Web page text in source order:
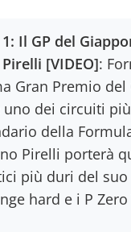
Il GP del
[VIDEO]:
Gran Premio del
uno dei circuiti
della
Pirelli porterà
più duri del suo
hard e i P